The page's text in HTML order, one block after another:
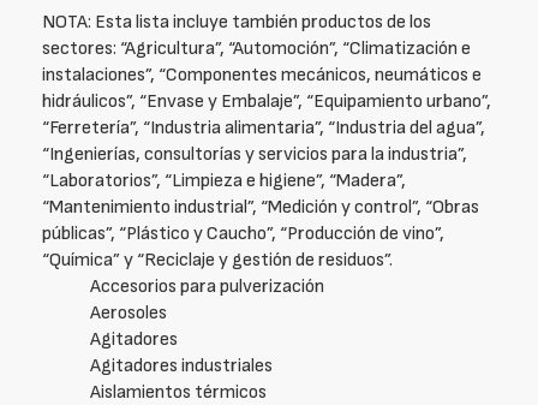
NOTA: Esta lista incluye también productos de los
sectores: “Agricultura”, “Automoción”, “Climatización e
instalaciones”, “Componentes mecánicos, neumáticos e
hidráulicos”, “Envase y Embalaje”, “Equipamiento urbano”,
“Ferretería”, “Industria alimentaria”, “Industria del agua”,
“Ingenierías, consultorías y servicios para la industria”,
“Laboratorios”, “Limpieza e higiene”, “Madera”,
“Mantenimiento industrial”, “Medición y control”, “Obras
públicas”, “Plástico y Caucho”, “Producción de vino”,
“Química” y “Reciclaje y gestión de residuos”.
Accesorios para pulverización
Aerosoles
Agitadores
Agitadores industriales
Aislamientos térmicos